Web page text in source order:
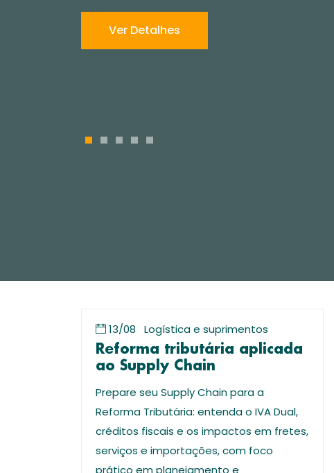
1 2 3 4 5
13/08 Logística e suprimentos
Reforma tributária aplicada
ao Supply Chain
Prepare seu Supply Chain para a
Reforma Tributária: entenda o IVA Dual,
créditos fiscais e os impactos em fretes,
serviços e importações, com foco
prático em planejamento e